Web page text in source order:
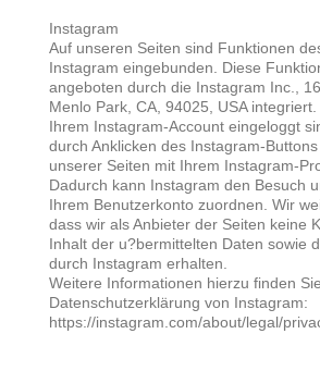
Instagram
Auf unseren Seiten sind Funktionen
Instagram eingebunden. Diese
angeboten durch die Instagram Inc.,
Menlo Park, CA, 94025, USA
Ihrem Instagram-Account eingeloggt
durch Anklicken des Instagram-
unserer Seiten mit Ihrem Instagram-
Dadurch kann Instagram den Besuch
Ihrem Benutzerkonto zuordnen. Wir
dass wir als Anbieter der Seiten keine
Inhalt der u?bermittelten Daten sowie
durch Instagram erhalten.
Weitere Informationen hierzu finden
Datenschutzerklärung von Instagram:
https://instagram.com/about/legal/